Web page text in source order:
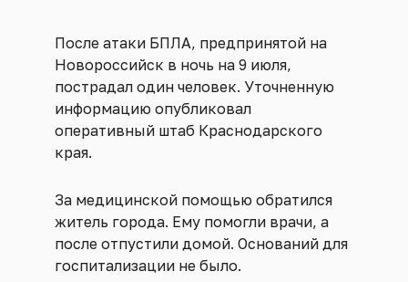
После атаки БПЛА, предпринятой на
Новороссийск в ночь на 9 июля,
пострадал один человек. Уточненную
информацию опубликовал
оперативный штаб Краснодарского
края.
За медицинской помощью обратился
житель города. Ему помогли врачи, а
после отпустили домой. Оснований для
госпитализации не было.